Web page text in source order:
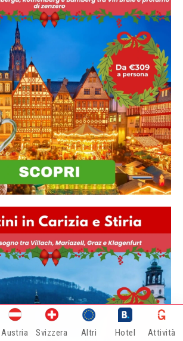
Austria Svizzera Altri Hotel Attività